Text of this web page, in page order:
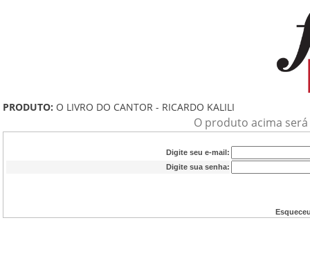
PRODUTO: O LIVRO DO CANTOR - RICARDO KALILI
O produto acima
Digite seu e-mail:
Digite sua senha: